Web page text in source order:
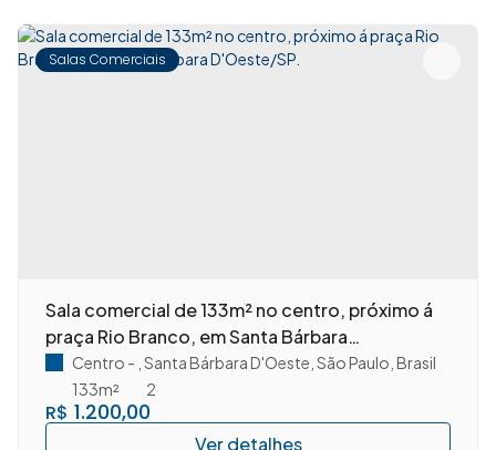
Salas Comerciais
Sala comercial de 133m² no centro, próximo á
praça Rio Branco, em Santa Bárbara
D'Oeste/SP.
R$ 1.200,00
Centro Santa Bárbara D'Oeste São Paulo Brasil
2
133m²